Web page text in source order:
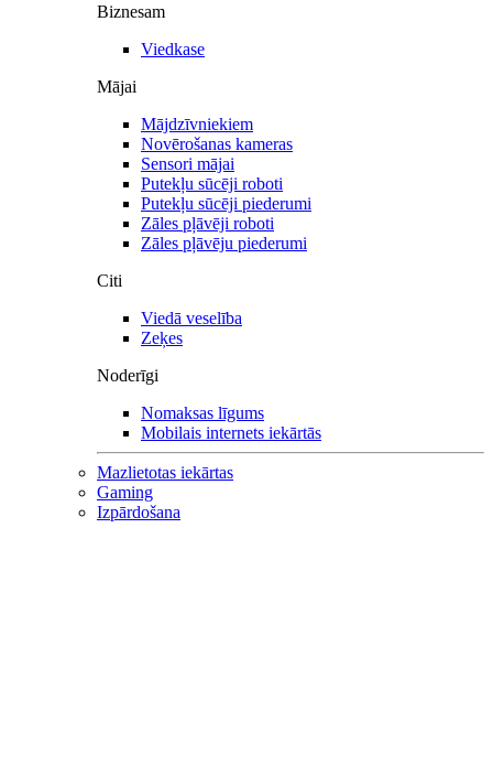
Biznesam
Viedkase
Mājai
Mājdzīvniekiem
Novērošanas kameras
Sensori mājai
Putekļu sūcēji roboti
Putekļu sūcēji piederumi
Zāles pļāvēji roboti
Zāles pļāvēju piederumi
Citi
Viedā veselība
Zeķes
Noderīgi
Nomaksas līgums
Mobilais internets iekārtās
Mazlietotas iekārtas
Gaming
Izpārdošana